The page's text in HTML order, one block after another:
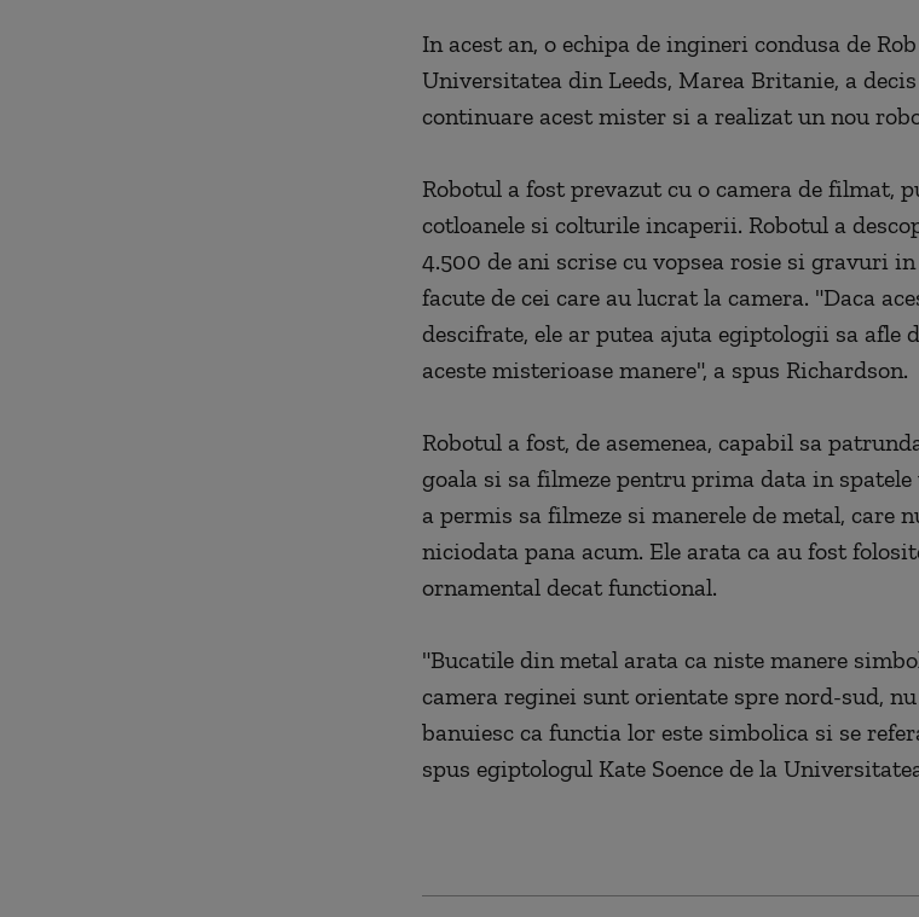
In acest an, o echipa de ingineri condusa de
Universitatea din Leeds, Marea Britanie, a
continuare acest mister si a realizat un nou
Robotul a fost prevazut cu o camera de filmat,
cotloanele si colturile incaperii. Robotul a
4.500 de ani scrise cu vopsea rosie si gravuri
facute de cei care au lucrat la camera. "Daca
descifrate, ele ar putea ajuta egiptologii sa afle
aceste misterioase manere", a spus Richardson.
Robotul a fost, de asemenea, capabil sa
goala si sa filmeze pentru prima data in
a permis sa filmeze si manerele de metal, care
niciodata pana acum. Ele arata ca au fost
ornamental decat functional.
"Bucatile din metal arata ca niste manere
camera reginei sunt orientate spre nord-sud, nu
banuiesc ca functia lor este simbolica si se
spus egiptologul Kate Soence de la